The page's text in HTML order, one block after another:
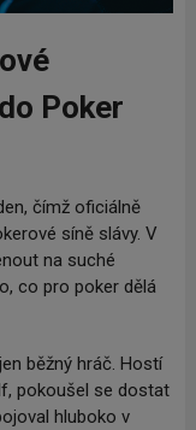
Poker
čímž oficiálně
síně slávy. V
na suché
co pro poker dělá
běžný hráč. Hostí
pokoušel se dostat
hluboko v